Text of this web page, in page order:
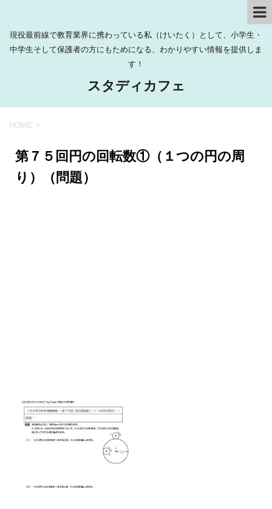
現役最前線で教育業界に携わっている私（けいたく）として、小学生・
中学生そして保護者の方にもためになる、わかりやすい情報を提供しま
す！
スタディカフェ
HOME >
第７５回円の回転数①（１つの円の周
り）（問題）